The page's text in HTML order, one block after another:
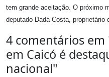
tem grande aceitação. O próximo
deputado Dadá Costa, proprietário
4 comentários em
em Caicó é
nacional"